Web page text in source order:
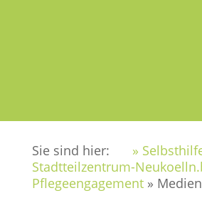
Sie sind hier:
»
Stadtteilzentrum-
Pflegeengagement» Medien